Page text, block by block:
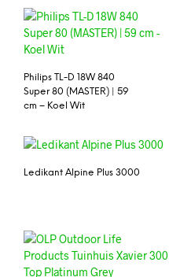
Philips TL-D 18W 840
Super 80 (MASTER) | 59
cm – Koel Wit
Ledikant Alpine Plus 3000